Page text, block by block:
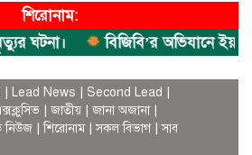
শিরোনাম:
বিজিবি’র অভিযানে ইয়াবা
Lead News Second Lead
|জাতীয় |জানা অজানা|
নিউজ |শিরোনাম|সকল বিভাগ|সাব